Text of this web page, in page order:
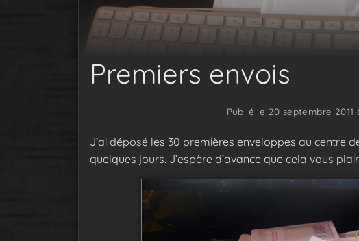
Premiers envois
Publié le 20 septembre 2011
J’ai déposé les 30 premières enveloppes au centre
quelques jours. J’espère d’avance que cela vous